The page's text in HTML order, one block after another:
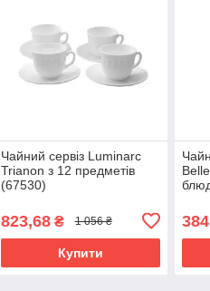
Чайний сервіз Luminarc
Trianon з 12 предметів
(67530)
823,68₴ 1 056 ₴
Купити